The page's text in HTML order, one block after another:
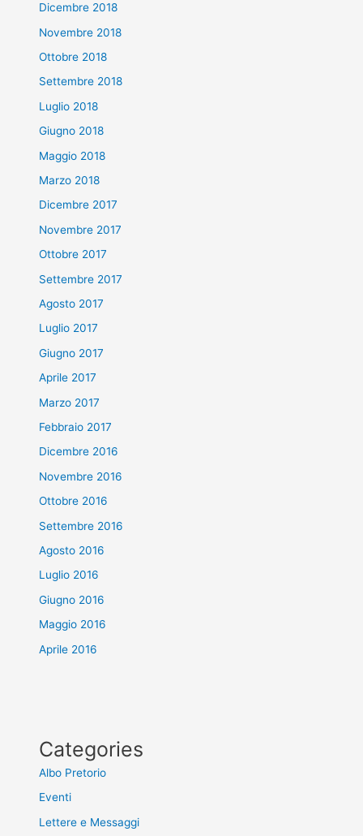
Dicembre 2018
Novembre 2018
Ottobre 2018
Settembre 2018
Luglio 2018
Giugno 2018
Maggio 2018
Marzo 2018
Dicembre 2017
Novembre 2017
Ottobre 2017
Settembre 2017
Agosto 2017
Luglio 2017
Giugno 2017
Aprile 2017
Marzo 2017
Febbraio 2017
Dicembre 2016
Novembre 2016
Ottobre 2016
Settembre 2016
Agosto 2016
Luglio 2016
Giugno 2016
Maggio 2016
Aprile 2016
Categories
Albo Pretorio
Eventi
Lettere e Messaggi